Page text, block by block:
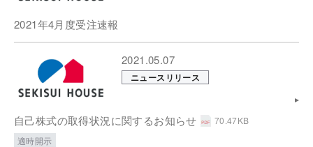
2021年4月度受注速報
2021.05.07
ニュースリリース
自己株式の取得状況に関するお知らせ
70.47KB
適時開示